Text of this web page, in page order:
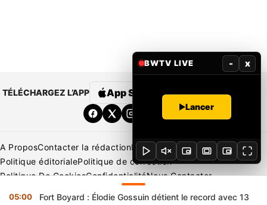
TÉLÉCHARGEZ L’APP App Store Google Play
A ProposContacter la rédactionRédaction Mentions légales
Politique éditorialePolitique de correction
Politique De CookiesConfidentialitéNous Contacter
BeNews | France
05:00
Fort Boyard : Élodie Gossuin détient le record avec 13
BWTV LIVE - x
Lancer